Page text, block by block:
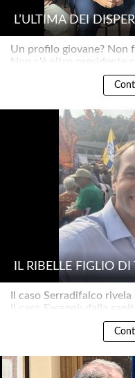
L’ULTIMA DEI
Un profilo giovane? Non
Non c'è altro presidente
IL RIBELLE FIGLIO
Il caso Serradifalco
Il caso Faraoni: dalla